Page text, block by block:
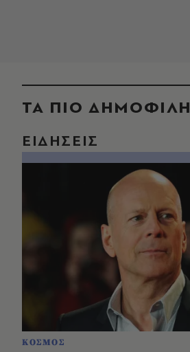
ΤΑ ΠΙΟ ΔΗΜΟΦΙΛΗ
ΕΙΔΗΣΕΙΣ
ΚΟΣΜΟΣ